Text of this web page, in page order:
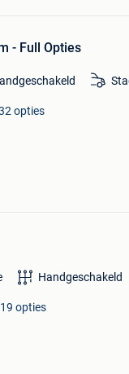
- Full Opties
opties
Handgeschakeld
opties